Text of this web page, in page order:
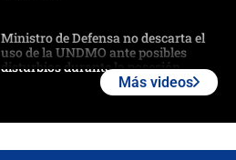
Ministro de Defensa no descarta el
uso de la UNDMO ante posibles
disturbios durante la posesión
Más videos